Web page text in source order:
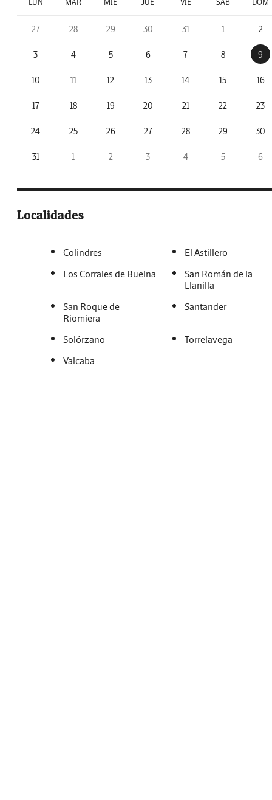
LUN MAR MIÉ JUE VIE SÁB DOM
27 28 29 30 31 1 2
3 4 5 6 7 8 9
10 11 12 13 14 15 16
17 18 19 20 21 22 23
24 25 26 27 28 29 30
31 1 2 3 4 5 6
Localidades
Colindres
El Astillero
Los Corrales de Buelna
San Román de la
Llanilla
San Roque de
Riomiera
Santander
Solórzano
Torrelavega
Valcaba